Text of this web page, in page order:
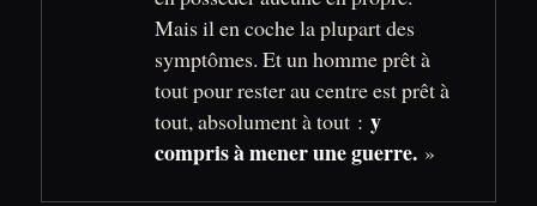
Mais il en coche la plupart des
symptômes. Et un homme prêt à
tout pour rester au centre est prêt à
tout, absolument à tout : y
compris à mener une guerre. »